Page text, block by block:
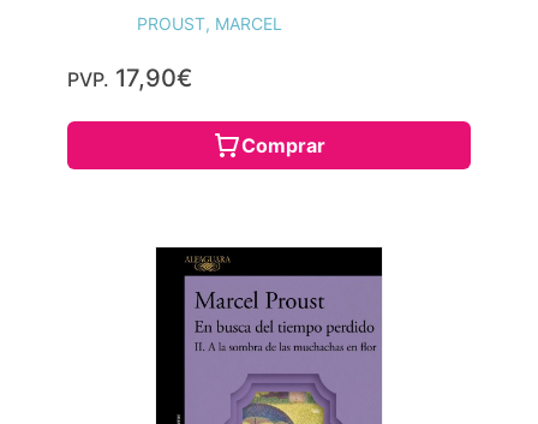
PROUST, MARCEL
PVP. 17,90€
Comprar